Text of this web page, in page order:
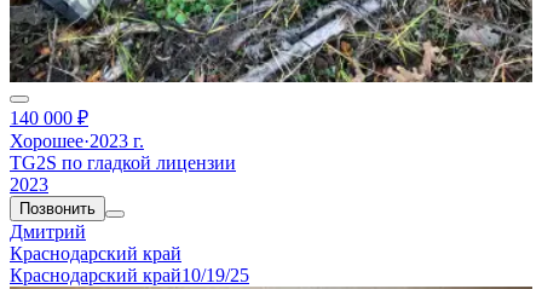
140 000 ₽
Хорошее·2023 г.
TG2S по гладкой лицензии
2023
Позвонить
Дмитрий
Краснодарский край
Краснодарский край10/19/25